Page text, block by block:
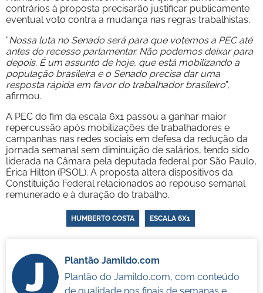
contrários à proposta precisarão justificar publicamente
eventual voto contra a mudança nas regras trabalhistas.
“Nossa luta no Senado será para que votemos a PEC até
antes do recesso parlamentar. Não podemos deixar para
depois. É um assunto de hoje, que está mobilizando a
população brasileira e o Senado precisa dar uma
resposta rápida em favor do trabalhador brasileiro”,
afirmou.
A PEC do fim da escala 6x1 passou a ganhar maior
repercussão após mobilizações de trabalhadores e
campanhas nas redes sociais em defesa da redução da
jornada semanal sem diminuição de salários, tendo sido
liderada na Câmara pela deputada federal por São Paulo,
Érica Hilton (PSOL). A proposta altera dispositivos da
Constituição Federal relacionados ao repouso semanal
remunerado e à duração do trabalho.
HUMBERTO COSTA ESCALA 6X1
Plantão Jamildo.com
Plantão do Jamildo.com, com conteúdo